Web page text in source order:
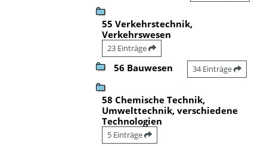
55 Verkehrstechnik,
Verkehrswesen
23 Einträge
56 Bauwesen 34 Einträge
58 Chemische Technik,
Umwelttechnik, verschiedene
Technologien
5 Einträge